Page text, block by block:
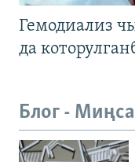
Гемодиализ
да
Блог -